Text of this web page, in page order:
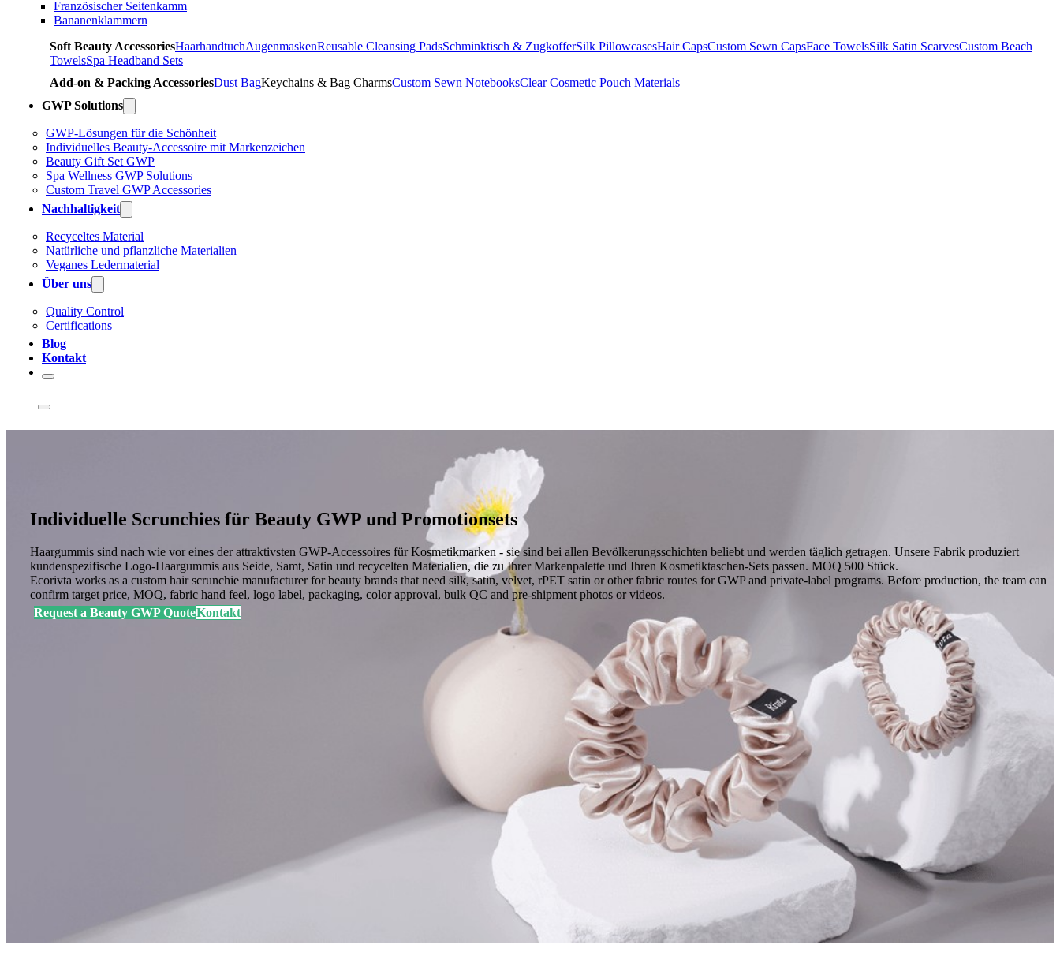
Französischer Seitenkamm
Bananenklammern
Soft Beauty AccessoriesHaarhandtuchAugenmaskenReusable Cleansing PadsSchminktisch & ZugkofferSilk PillowcasesHair CapsCustom Sewn CapsFace TowelsSilk Satin ScarvesCustom Beach
TowelsSpa Headband Sets
Add-on & Packing AccessoriesDust BagKeychains & Bag CharmsCustom Sewn NotebooksClear Cosmetic Pouch Materials
GWP Solutions
GWP-Lösungen für die Schönheit
Individuelles Beauty-Accessoire mit Markenzeichen
Beauty Gift Set GWP
Spa Wellness GWP Solutions
Custom Travel GWP Accessories
Nachhaltigkeit
Recyceltes Material
Natürliche und pflanzliche Materialien
Veganes Ledermaterial
Über uns
Quality Control
Certifications
Blog
Kontakt
Individuelle Scrunchies für Beauty GWP und Promotionsets
Haargummis sind nach wie vor eines der attraktivsten GWP-Accessoires für Kosmetikmarken - sie sind bei allen Bevölkerungsschichten beliebt und werden täglich getragen. Unsere Fabrik produziert
kundenspezifische Logo-Haargummis aus Seide, Samt, Satin und recycelten Materialien, die zu Ihrer Markenpalette und Ihren Kosmetiktaschen-Sets passen. MOQ 500 Stück.
Ecorivta works as a custom hair scrunchie manufacturer for beauty brands that need silk, satin, velvet, rPET satin or other fabric routes for GWP and private-label programs. Before production, the team can
confirm target price, MOQ, fabric hand feel, logo label, packaging, color approval, bulk QC and pre-shipment photos or videos.
Request a Beauty GWP QuoteKontakt